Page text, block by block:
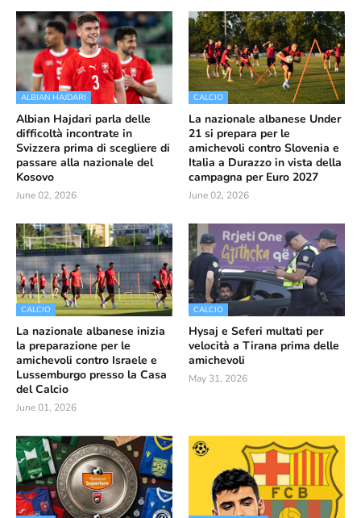
ALBIAN HAJDARI
Albian Hajdari parla delle
difficoltà incontrate in
Svizzera prima di scegliere di
passare alla nazionale del
Kosovo
June 02, 2026
CALCIO
La nazionale albanese Under
21 si prepara per le
amichevoli contro Slovenia e
Italia a Durazzo in vista della
campagna per Euro 2027
June 02, 2026
CALCIO
La nazionale albanese inizia
la preparazione per le
amichevoli contro Israele e
Lussemburgo presso la Casa
del Calcio
June 01, 2026
CALCIO
Hysaj e Seferi multati per
velocità a Tirana prima delle
amichevoli
May 31, 2026